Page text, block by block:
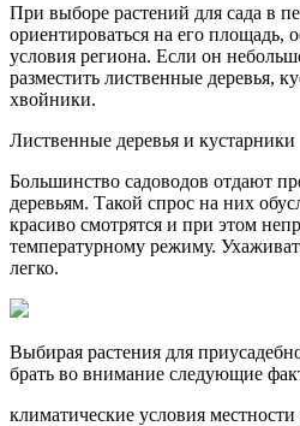
При выборе растений для сада в
ориентироваться на его площадь,
условия региона. Если он
разместить лиственные деревья,
хвойники.
Лиственные деревья и кустарники
Большинство садоводов отдают
деревьям. Такой спрос на них
красиво смотрятся и при этом
температурному режиму.
легко.
Выбирая растения для
брать во внимание следующие
климатические условия